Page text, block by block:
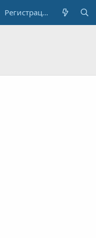
Регистрация